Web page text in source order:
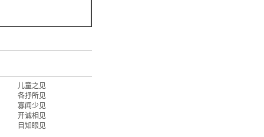
儿童之见
各抒所见
寡闻少见
开诚相见
目知眼见